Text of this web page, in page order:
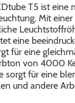
T5 ist eine
Mit
eine
für eine
von 4000
sorgt für eine
und andere